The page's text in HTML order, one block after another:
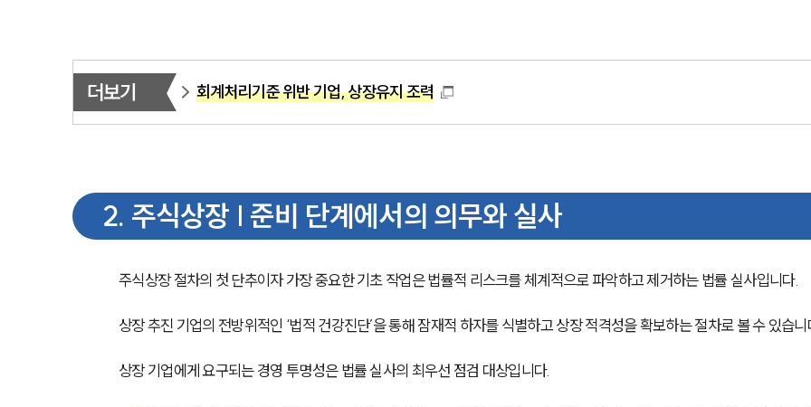
더보기 회계처리기준 위반 기업, 상장유지 조력
2. 주식상장 | 준비 단계에서의 의무와 실사
주식상장 절차의 첫 단추이자 가장 중요한 기초 작업은 법률적 리스크를 체계적으로 파악하고 제거하는 법률 실사입니다.
상장 추진 기업의 전방위적인 ‘법적 건강진단’을 통해 잠재적 하자를 식별하고 상장 적격성을 확보하는 절차로 볼 수 있습니
상장 기업에게 요구되는 경영 투명성은 법률 실사의 최우선 점검 대상입니다.